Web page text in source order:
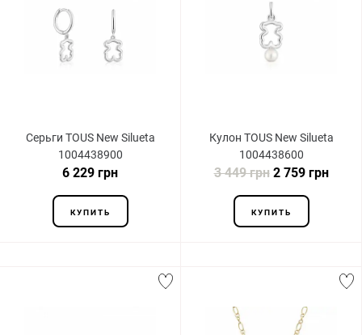
Серьги TOUS New Silueta
1004438900
6 229 грн
КУПИТЬ
Кулон TOUS New Silueta
1004438600
3 449 грн2 759 грн
КУПИТЬ